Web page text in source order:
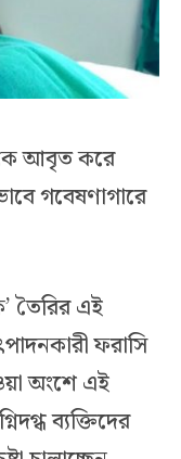
আবৃত করে
গবেষণাগারে
তৈরির এই
ফরাসি
অংশে এই
ব্যক্তিদের